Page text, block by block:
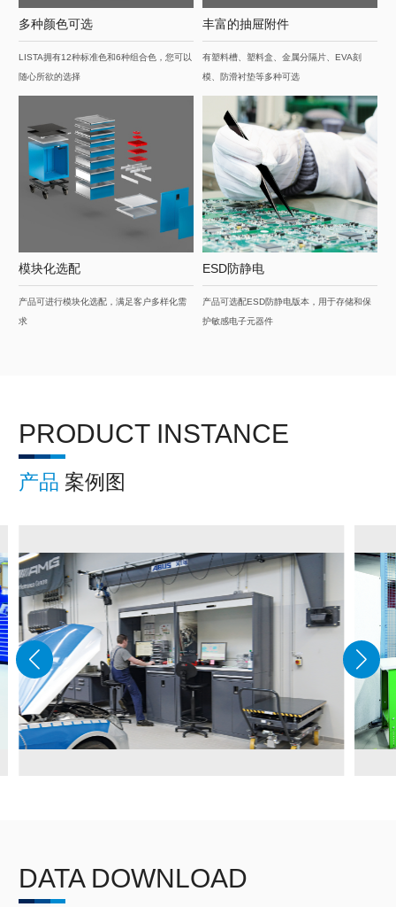
多种颜色可选
LISTA拥有12种标准色和6种组合色，您可以
随心所欲的选择
丰富的抽屉附件
有塑料槽、塑料盒、金属分隔片、EVA刻
模、防滑衬垫等多种可选
模块化选配
产品可进行模块化选配，满足客户多样化需
求
ESD防静电
产品可选配ESD防静电版本，用于存储和保
护敏感电子元器件
PRODUCT INSTANCE
产品 案例图
DATA DOWNLOAD